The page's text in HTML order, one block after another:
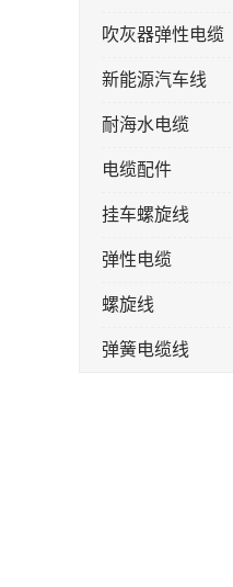
吹灰器弹性电缆
新能源汽车线
耐海水电缆
电缆配件
挂车螺旋线
弹性电缆
螺旋线
弹簧电缆线